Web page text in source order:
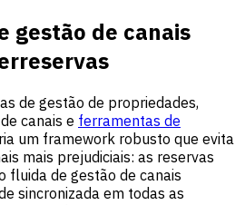
gestão de canais
de gestão de propriedades,
canais e ferramentas de
um framework robusto que evita
mais prejudiciais: as reservas
fluida de gestão de canais
sincronizada em todas as